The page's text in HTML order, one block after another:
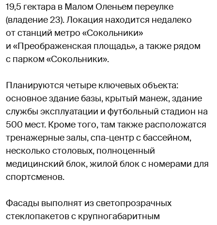
19,5 гектара в Малом Оленьем переулке
(владение 23). Локация находится недалеко
от станций метро «Сокольники»
и «Преображенская площадь», а также рядом
с парком «Сокольники».
Планируются четыре ключевых объекта:
основное здание базы, крытый манеж, здание
службы эксплуатации и футбольный стадион на
500 мест. Кроме того, там также расположатся
тренажерные залы, спа-центр с бассейном,
несколько столовых, полноценный
медицинский блок, жилой блок с номерами для
спортсменов.
Фасады выполнят из светопрозрачных
стеклопакетов с крупногабаритным